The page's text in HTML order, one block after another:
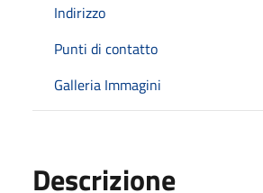
Indirizzo
Punti di contatto
Galleria Immagini
Descrizione